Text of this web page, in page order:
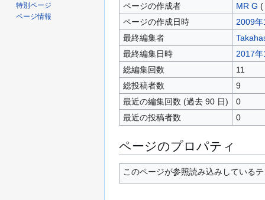
ページの作成者 MR G (
ページの作成日時
2009
最終編集者
最終編集日時
2017
総編集回数
11
総投稿者数
9
最近の編集回数 (過去 90 日)
0
最近の投稿者数
0
ページのプロパティ
このページが参照読み込みしている
特別ページ
ページ情報